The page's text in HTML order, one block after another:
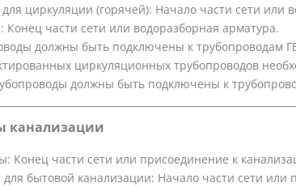
циркуляции (горячей): Начало части сети или
части сети или водоразборная арматура.
должны быть подключены к трубопроводам
циркуляционных трубопроводов
должны быть подключены к
канализации
Конец части сети или присоединение к
бытовой канализации: Начало части сети или